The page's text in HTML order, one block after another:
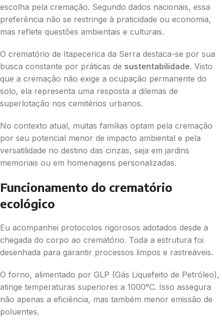
escolha pela cremação. Segundo dados nacionais, essa
preferência não se restringe à praticidade ou economia,
mas reflete questões ambientais e culturais.
O crematório de Itapecerica da Serra destaca-se por sua
busca constante por práticas de sustentabilidade. Visto
que a cremação não exige a ocupação permanente do
solo, ela representa uma resposta a dilemas de
superlotação nos cemitérios urbanos.
No contexto atual, muitas famílias optam pela cremação
por seu potencial menor de impacto ambiental e pela
versatilidade no destino das cinzas, seja em jardins
memoriais ou em homenagens personalizadas.
Funcionamento do crematório
ecológico
Eu acompanhei protocolos rigorosos adotados desde a
chegada do corpo ao crematório. Toda a estrutura foi
desenhada para garantir processos limpos e rastreáveis.
O forno, alimentado por GLP (Gás Liquefeito de Petróleo),
atinge temperaturas superiores a 1000°C. Isso assegura
não apenas a eficiência, mas também menor emissão de
poluentes.